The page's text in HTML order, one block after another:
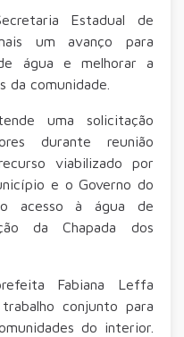
Estadual de
um avanço para
água e melhorar a
da comunidade.
uma solicitação
durante reunião
viabilizado por
e o Governo do
acesso à água de
da Chapada dos
Fabiana Leffa
conjunto para
do interior.